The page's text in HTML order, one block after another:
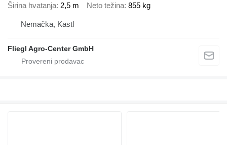
Širina hvatanja 2,5 m Neto težina 855 kg
Nemačka, Kastl
Fliegl Agro-Center GmbH